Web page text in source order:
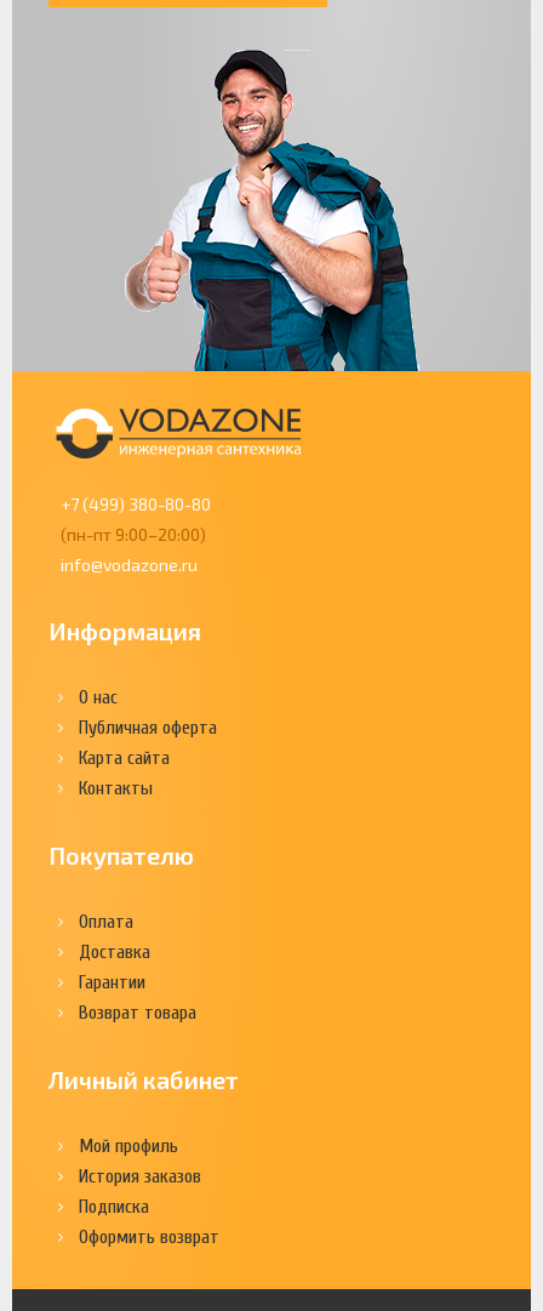
+7 (499) 380-80-80
(пн-пт 9:00–20:00)
info@vodazone.ru
Информация
О нас
Публичная оферта
Карта сайта
Контакты
Покупателю
Оплата
Доставка
Гарантии
Возврат товара
Личный кабинет
Мой профиль
История заказов
Подписка
Оформить возврат